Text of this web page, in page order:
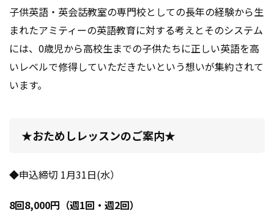
子供英語・英会話教室の専門校としての長年の経験から生
まれたアミティーの英語教育に対する考えとそのシステム
には、 0歳児から高校生までの子供たちに正しい英語を高
いレベルで修得していただきたいという想いが集約されて
います。
★おためしレッスンのご案内★
◆申込締切 1月31日(水）
8回8,000円（週1回・週2回）